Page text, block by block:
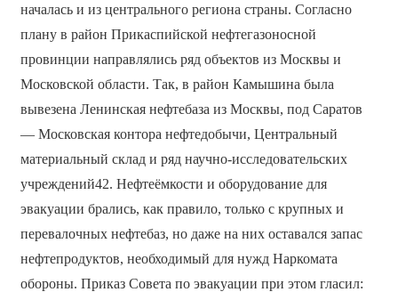
началась и из центрального региона страны. Согласно
плану в район Прикаспийской нефтегазоносной
провинции направлялись ряд объектов из Москвы и
Московской области. Так, в район Камышина была
вывезена Ленинская нефтебаза из Москвы, под Саратов
— Московская контора нефтедобычи, Центральный
материальный склад и ряд научно-исследовательских
учреждений42. Нефтеёмкости и оборудование для
эвакуации брались, как правило, только с крупных и
перевалочных нефтебаз, но даже на них оставался запас
нефтепродуктов, необходимый для нужд Наркомата
обороны. Приказ Совета по эвакуации при этом гласил: